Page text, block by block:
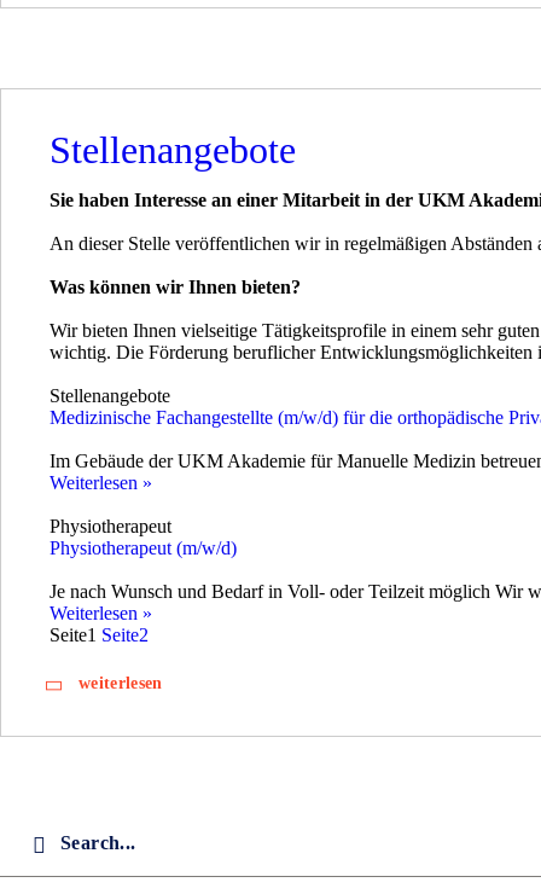
Stellenangebote
Sie haben Interesse an einer Mitarbeit in der UKM
An dieser Stelle veröffentlichen wir in regelmäßigen Abständen
Was können wir Ihnen bieten?
Wir bieten Ihnen vielseitige Tätigkeitsprofile in einem sehr
wichtig. Die Förderung beruflicher Entwicklungsmöglichkeiten
Stellenangebote
Medizinische Fachangestellte (m/w/d) für die orthopädische
Im Gebäude der UKM Akademie für Manuelle Medizin
Weiterlesen »
Physiotherapeut
Physiotherapeut (m/w/d)
Je nach Wunsch und Bedarf in Voll- oder Teilzeit möglich Wir
Weiterlesen »
Seite1 Seite2
weiterlesen